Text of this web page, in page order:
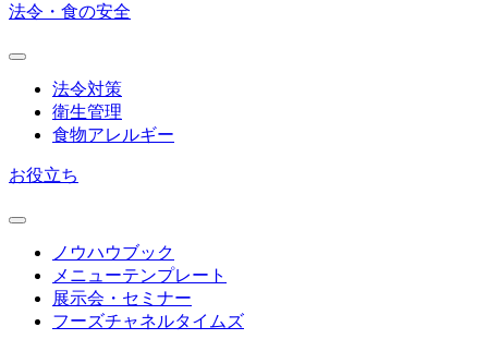
法令・食の安全
法令対策
衛生管理
食物アレルギー
お役立ち
ノウハウブック
メニューテンプレート
展示会・セミナー
フーズチャネルタイムズ